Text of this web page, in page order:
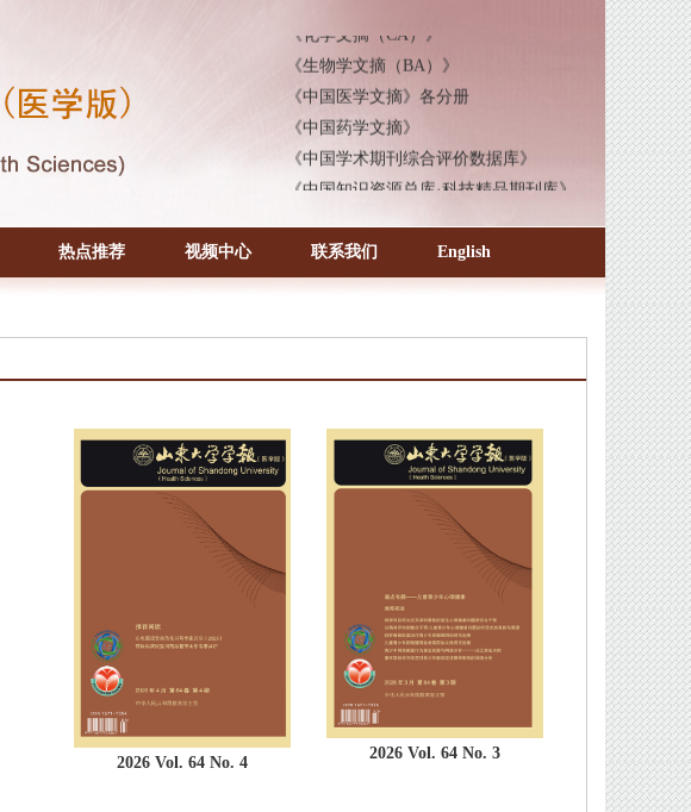
《生物学文摘（BA）》
《中国医学文摘》各分册
《中国药学文摘》
《中国学术期刊综合评价数据库》
《中国知识资源总库·科技精品期刊库》
热点推荐 视频中心 联系我们 English
2026 Vol. 64 No. 4
2026 Vol. 64 No. 3